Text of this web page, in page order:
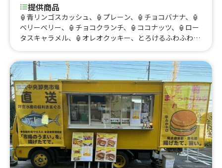
提供商品
🏮青リンゴスカッシュ、🏮プレーン、🏮チョコバナナ、🏮
ベリーベリー、🏮チョコクランチ、🏮ココナッツ、🏮ロー
タスキャラメル、🏮オレオクッキー、とろけるふわふわか
桜ワッフル、ほっとチョコレートココア、カフェラテ（ ア
イス / ホット ）、アメリカーノ ( ホット / アイス )、コーン
スープ、クラムチャウダー、☀️プレーン、☀️オレオチョ
コ、☀️ロータスキャラメル、☀️ベリーベリー、☀️ココナッ
ツ、☀️チョコクランチ、☀️チョコバナナ、☀️フランクフル
ト、☀️アメリカーノ（ ホット or アイス ）、ほっとミルク
ココア、カフェラテ（ アイス / ホット ）、缶ビール 350
㎖、レモンサワー、角ハイボール、☀️冷やしきゅうりの一
本漬け、☀️とろーりチョコバナナ、☀️ポテトサラダ、☀️ふ
わふわかき氷、学割500円、アルコール